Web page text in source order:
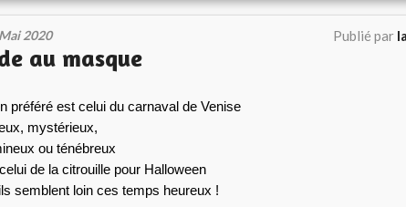
2020 Publié par
au masque
préféré est celui du carnaval de Venise
mystérieux,
ou ténébreux
de la citrouille pour Halloween
semblent loin ces temps heureux !